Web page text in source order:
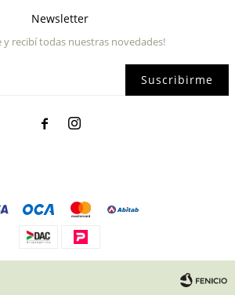
Newsletter
y recibí todas nuestras novedades!
Suscribirme
 